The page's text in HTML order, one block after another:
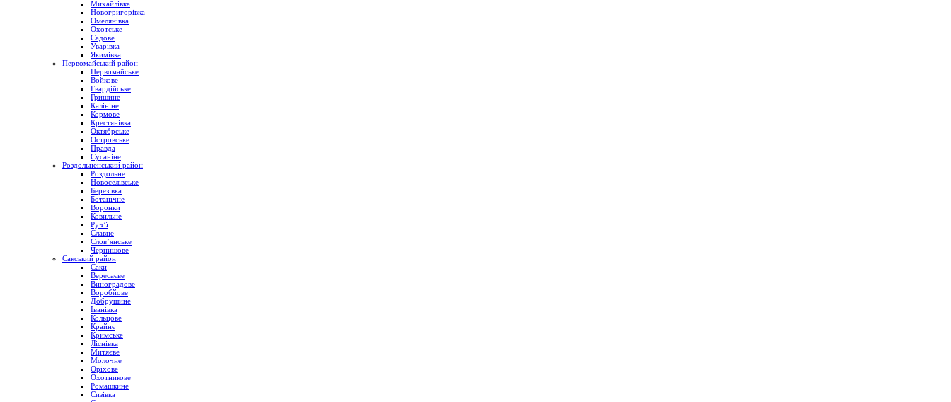
Михайлівка
Новогригорівка
Омелянівка
Охотське
Садове
Уварівка
Якимівка
Первомайський район
Первомайське
Войкове
Гвардійське
Гришине
Калініне
Кормове
Крестянівка
Октябрське
Островське
Правда
Сусаніне
Роздольненський район
Роздольне
Новоселівське
Березівка
Ботанічне
Воронки
Ковильне
Руч’ї
Славне
Слов’янське
Чернишове
Сакський район
Саки
Вересаєве
Виноградове
Воробйове
Добрушине
Іванівка
Кольцове
Крайнє
Кримське
Ліснівка
Митяєве
Молочне
Оріхове
Охотникове
Ромашкине
Сизівка